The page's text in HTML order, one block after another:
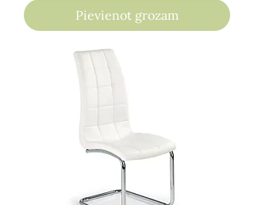
Pievienot grozam